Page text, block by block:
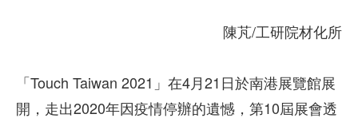
陳芃/工研院材化所
「Touch Taiwan 2021」在4月21日於南港展覽館展
開，走出2020年因疫情停辦的遺憾，第10屆展會透